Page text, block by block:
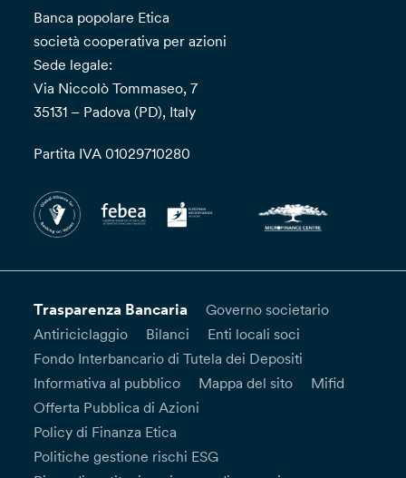
Banca popolare Etica
società cooperativa per azioni
Sede legale:
Via Niccolò Tommaseo, 7
35131 – Padova (PD), Italy
Partita IVA 01029710280
Trasparenza Bancaria
Governo societario
Antiriciclaggio
Bilanci
Enti locali soci
Fondo Interbancario di Tutela dei Depositi
Informativa al pubblico
Mappa del sito
Mifid
Offerta Pubblica di Azioni
Policy di Finanza Etica
Politiche gestione rischi ESG